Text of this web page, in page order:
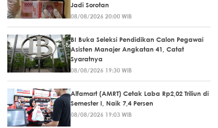
Jadi Sorotan
08/08/2026 20:00 WIB
BI Buka Seleksi Pendidikan Calon Pegawai
Asisten Manajer Angkatan 41, Catat
Syaratnya
08/08/2026 19:30 WIB
Alfamart (AMRT) Cetak Laba Rp2,02 Triliun di
Semester I, Naik 7,4 Persen
08/08/2026 19:03 WIB